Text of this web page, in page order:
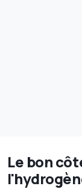
Le bon